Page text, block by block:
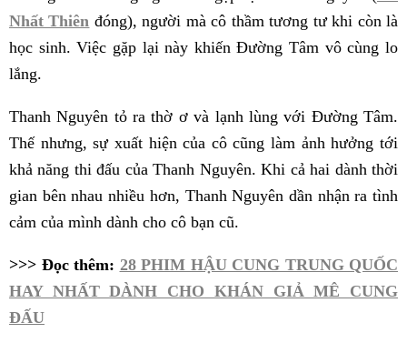
Nhất Thiên đóng), người mà cô thầm tương tư khi còn là
học sinh. Việc gặp lại này khiến Đường Tâm vô cùng lo
lắng.
Thanh Nguyên tỏ ra thờ ơ và lạnh lùng với Đường Tâm.
Thế nhưng, sự xuất hiện của cô cũng làm ảnh hưởng tới
khả năng thi đấu của Thanh Nguyên. Khi cả hai dành thời
gian bên nhau nhiều hơn, Thanh Nguyên dần nhận ra tình
cảm của mình dành cho cô bạn cũ.
>>> Đọc thêm: 28 PHIM HẬU CUNG TRUNG QUỐC
HAY NHẤT DÀNH CHO KHÁN GIẢ MÊ CUNG
ĐẤU